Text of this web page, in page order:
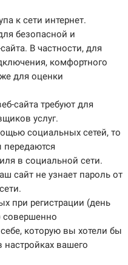
к сети интернет.
безопасной и
В частности, для
комфортного
для оценки
сайта требуют для
услуг.
социальных сетей, то
в социальной сети.
сайт не узнает пароль от
при регистрации (день
совершенно
которую вы хотели бы
вашего